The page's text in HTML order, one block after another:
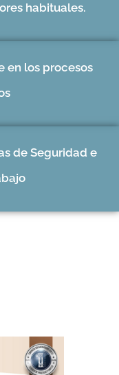
habituales.
en los procesos
de Seguridad e